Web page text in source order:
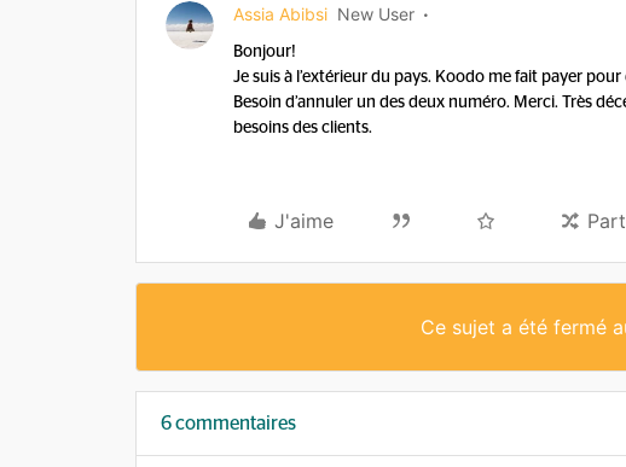
Assia Abibsi New User
Bonjour!
Je suis à l’extérieur du pays. Koodo me fait payer
Besoin d’annuler un des deux numéro. Merci. Très
besoins des clients.
J'aime
Ce sujet a été fermé
6 commentaires